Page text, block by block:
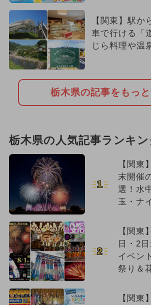
【関東】駅か
車で行ける「
じら料理や温
栃木県の記事をもっ
栃木県の人気記事ランキ
1
【関東
末開催
選！水
玉・ナ
2
【関東
日・2
イベン
祭り＆
【関東